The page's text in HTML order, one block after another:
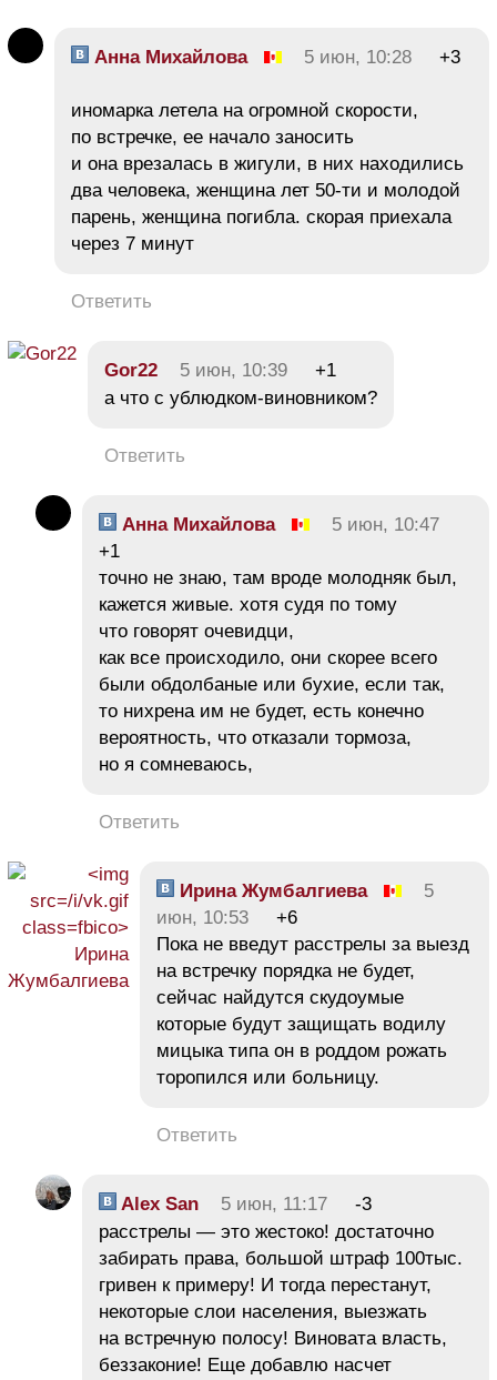
Анна Михайлова 5 июн, 10:28 +3
иномарка летела на огромной скорости,
по встречке, ее начало заносить
и она врезалась в жигули, в них находились
два человека, женщина лет 50-ти и молодой
парень, женщина погибла. скорая приехала
через 7 минут
Ответить
Gor22 5 июн, 10:39
+1
а что с ублюдком-виновником?
Ответить
Анна Михайлова
5 июн, 10:47
+1
точно не знаю, там вроде молодняк был,
кажется живые. хотя судя по тому
что говорят очевидци,
как все происходило, они скорее всего
были обдолбаные или бухие, если так,
то нихрена им не будет, есть конечно
вероятность, что отказали тормоза,
но я сомневаюсь,
Ответить
Ирина Жумбалгиева
5
июн, 10:53
+6
Пока не введут расстрелы за выезд
на встречку порядка не будет,
сейчас найдутся скудоумые
которые будут защищать водилу
мицыка типа он в роддом рожать
торопился или больницу.
Ответить
Alex San 5 июн, 11:17
-3
расстрелы — это жестоко! достаточно
забирать права, большой штраф 100тыс.
гривен к примеру! И тогда перестанут,
некоторые слои населения, выезжать
на встречную полосу! Виновата власть,
беззаконие! Еще добавлю насчет